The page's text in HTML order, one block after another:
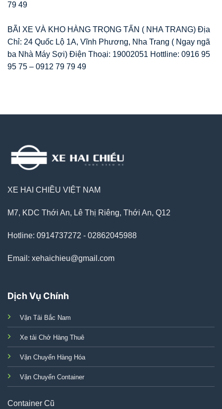
79 49
BÃI XE VÀ KHO HÀNG TRỌNG TẤN ( NHA TRANG) Địa
Chỉ: 24 Quốc Lộ 1A, Vĩnh Phương, Nha Trang ( Ngay ngã
ba Nhà Máy Sợi) Điện Thoại: 19002051 Hottline: 0916 95
95 75 – 0912 79 79 49
XE HAI CHIỀU VIỆT NAM
M7, KDC Thới An, Lê Thị Riêng, Thới An, Q12
Hotline: 0914737272 - 02862045988
Email: xehaichieu@gmail.com
Dịch Vụ Chính
Vận Tải Bắc Nam
Xe tải Chở Hàng Thuê
Vận Chuyển Hàng Hóa
Vận Chuyển Container
Container Cũ